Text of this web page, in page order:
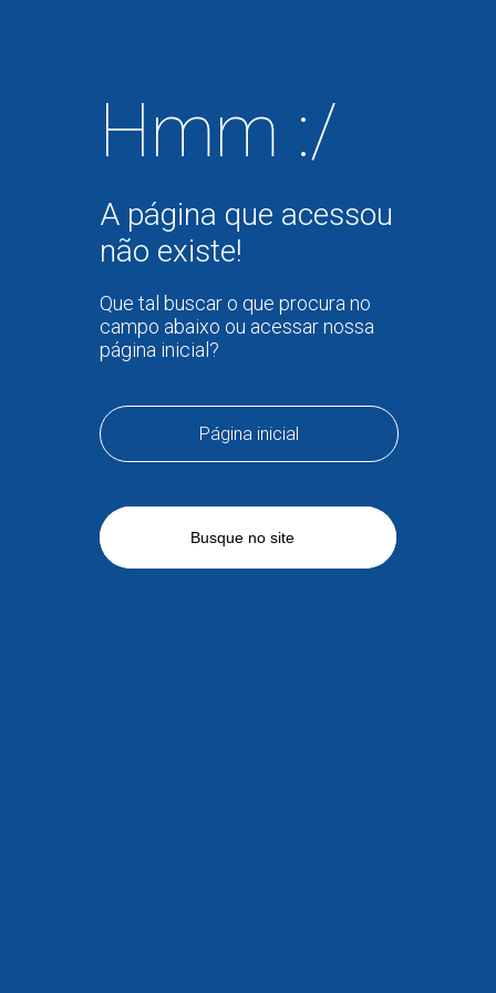
Hmm :/
A página que acessou
não existe!
Que tal buscar o que procura no
campo abaixo ou acessar nossa
página inicial?
Página inicial